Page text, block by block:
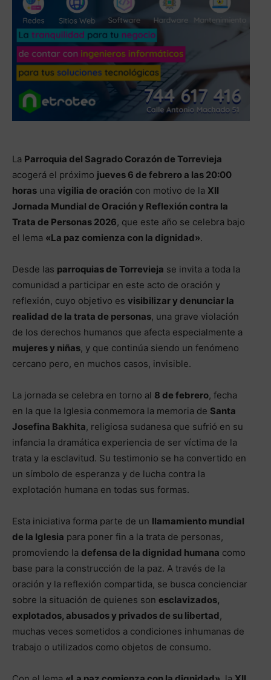
La Parroquia del Sagrado Corazón de Torrevieja
acogerá el próximo jueves 6 de febrero a las 20:00
horas una vigilia de oración con motivo de la XII
Jornada Mundial de Oración y Reflexión contra la
Trata de Personas 2026, que este año se celebra bajo
el lema «La paz comienza con la dignidad».
Desde las parroquias de Torrevieja se invita a toda la
comunidad a participar en este acto de oración y
reflexión, cuyo objetivo es visibilizar y denunciar la
realidad de la trata de personas, una grave violación
de los derechos humanos que afecta especialmente a
mujeres y niñas, y que continúa siendo un fenómeno
cercano pero, en muchos casos, invisible.
La jornada se celebra en torno al 8 de febrero, fecha
en la que la Iglesia conmemora la memoria de Santa
Josefina Bakhita, religiosa sudanesa que sufrió en su
infancia la dramática experiencia de ser víctima de la
trata y la esclavitud. Su testimonio se ha convertido en
un símbolo de esperanza y de lucha contra la
explotación humana en todas sus formas.
Esta iniciativa forma parte de un llamamiento mundial
de la Iglesia para poner fin a la trata de personas,
promoviendo la defensa de la dignidad humana como
base para la construcción de la paz. A través de la
oración y la reflexión compartida, se busca concienciar
sobre la situación de quienes son esclavizados,
explotados, abusados y privados de su libertad,
muchas veces sometidos a condiciones inhumanas de
trabajo o utilizados como objetos de consumo.